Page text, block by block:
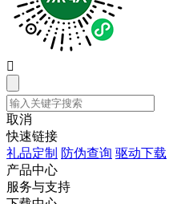

取消
快速链接
礼品定制 防伪查询 驱动下载
产品中心
服务与支持